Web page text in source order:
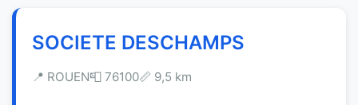
SOCIETE DESCHAMPS
📍 ROUEN📮 76100📏 9,5 km